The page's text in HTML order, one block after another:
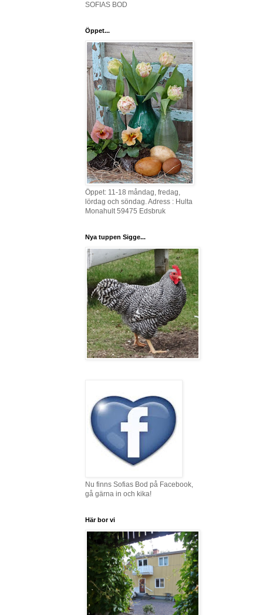
SOFIAS BOD
Öppet...
Öppet: 11-18 måndag, fredag,
lördag och söndag. Adress : Hulta
Monahult 59475 Edsbruk
Nya tuppen Sigge...
Nu finns Sofias Bod på Facebook,
gå gärna in och kika!
Här bor vi